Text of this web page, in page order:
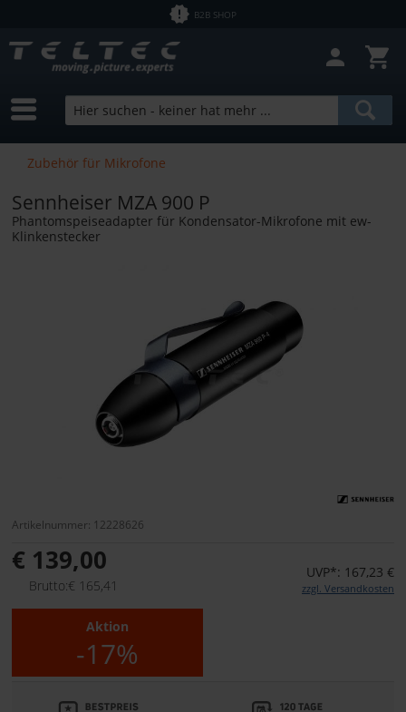
B2B SHOP
Zubehör für Mikrofone
Sennheiser MZA 900 P
Phantomspeiseadapter für Kondensator-Mikrofone mit ew-
Klinkenstecker
Artikelnummer: 12228626
€ 139,00
Brutto:€ 165,41
UVP*: 167,23 €
zzgl. Versandkosten
Aktion
-17%